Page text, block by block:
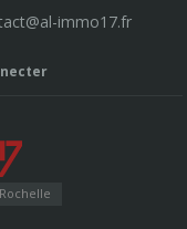
immo17.fr